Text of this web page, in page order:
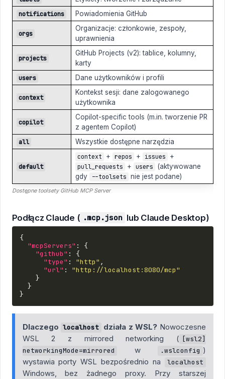
Dostępne toolsety GitHub MCP Server
notifications
Powiadomienia GitHub
orgs
Organizacje: członkowie, zespoły,
uprawnienia
projects
GitHub Projects (v2): tablice, kolumny,
karty
users
Dane użytkowników i profili
context
Kontekst sesji: dane zalogowanego
użytkownika
copilot
Copilot-specific tools (m.in. tworzenie PR
z agentem Copilot)
all
Wszystkie dostępne narzędzia
default
context + repos + issues
+
pull_requests
+ users
(aktywowane
gdy
--toolsets nie jest podane)
Podłącz Claude ( .mcp.json lub Claude Desktop)
{
"mcpServers" :
{
"github" :
{
"type" : "http" ,
"url" :
"http://localhost:8080/mcp"
}
}
}
Dlaczego localhost działa z WSL? Nowoczesne
WSL 2 z mirrored networking ( [wsl2]
networkingMode=mirrored
w .wslconfig )
wystawia porty WSL bezpośrednio na
localhost
Windows, bez żadnego proxy. Przy starszej